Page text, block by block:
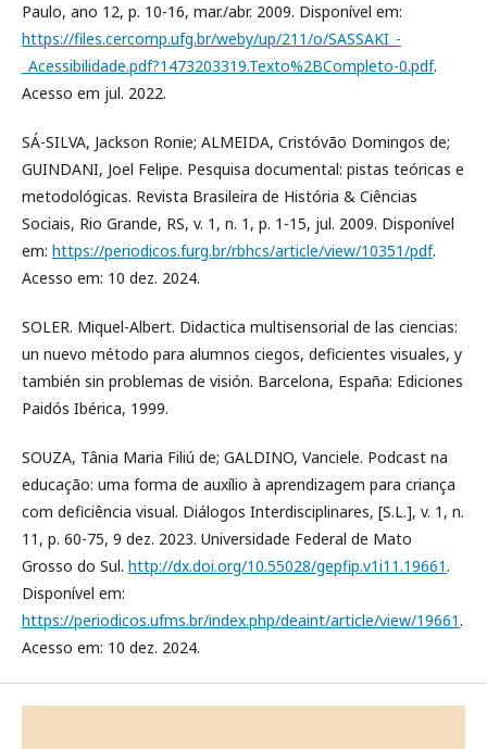
Paulo, ano 12, p. 10-16, mar./abr. 2009. Disponível em:
https://files.cercomp.ufg.br/weby/up/211/o/SASSAKI_-
_Acessibilidade.pdf?1473203319.Texto%2BCompleto-0.pdf.
Acesso em jul. 2022.
SÁ-SILVA, Jackson Ronie; ALMEIDA, Cristóvão Domingos de;
GUINDANI, Joel Felipe. Pesquisa documental: pistas teóricas e
metodológicas. Revista Brasileira de História & Ciências
Sociais, Rio Grande, RS, v. 1, n. 1, p. 1-15, jul. 2009. Disponível
em: https://periodicos.furg.br/rbhcs/article/view/10351/pdf.
Acesso em: 10 dez. 2024.
SOLER. Miquel-Albert. Didactica multisensorial de las ciencias:
un nuevo método para alumnos ciegos, deficientes visuales, y
también sin problemas de visión. Barcelona, España: Ediciones
Paidós Ibérica, 1999.
SOUZA, Tânia Maria Filiú de; GALDINO, Vanciele. Podcast na
educação: uma forma de auxílio à aprendizagem para criança
com deficiência visual. Diálogos Interdisciplinares, [S.L.], v. 1, n.
11, p. 60-75, 9 dez. 2023. Universidade Federal de Mato
Grosso do Sul. http://dx.doi.org/10.55028/gepfip.v1i11.19661.
Disponível em:
https://periodicos.ufms.br/index.php/deaint/article/view/19661.
Acesso em: 10 dez. 2024.